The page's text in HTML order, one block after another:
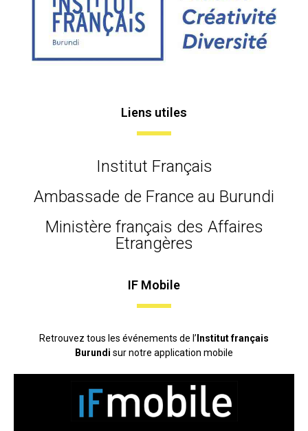
Liens utiles
Institut Français
Ambassade de France au Burundi
Ministère français des Affaires
Etrangères
IF Mobile
Retrouvez tous les événements de l’ Institut français
Burundi sur notre application mobile